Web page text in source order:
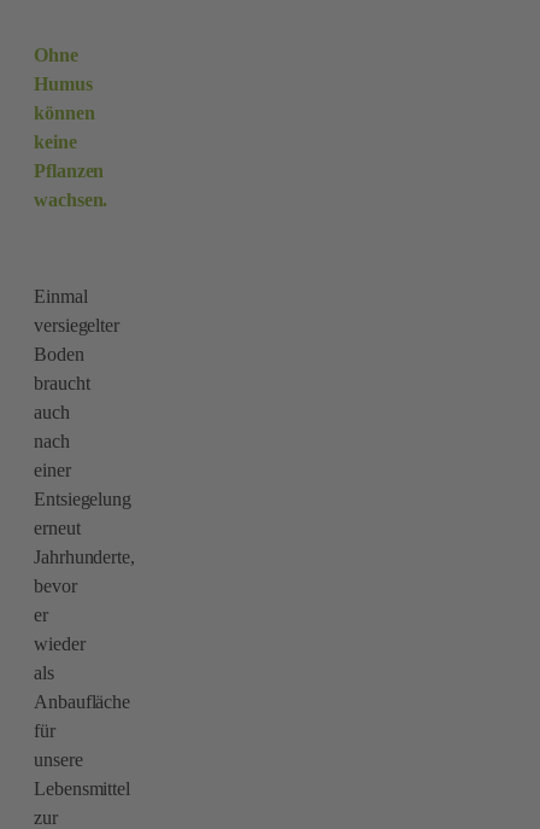
Ohne
Humus
können
keine
Pflanzen
wachsen.
Einmal
versiegelter
Boden
braucht
auch
nach
einer
Entsiegelung
erneut
Jahrhunderte,
bevor
er
wieder
als
Anbaufläche
für
unsere
Lebensmittel
zur